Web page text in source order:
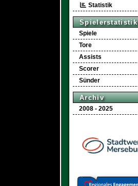
Statistik
Spielerstatistik
Spiele
Tore
Assists
Scorer
Sünder
Archiv
2008 - 2025